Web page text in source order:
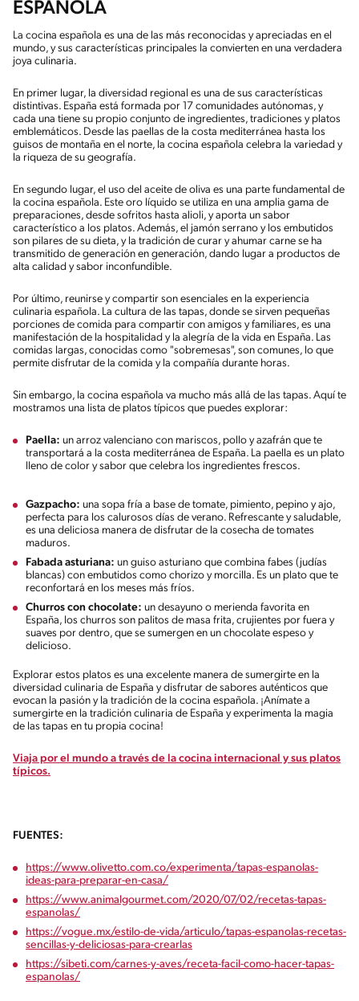
ESPAÑOLA
La cocina española es una de las más reconocidas y apreciadas en el
mundo, y sus características principales la convierten en una verdadera
joya culinaria.
En primer lugar, la diversidad regional es una de sus características
distintivas. España está formada por 17 comunidades autónomas, y
cada una tiene su propio conjunto de ingredientes, tradiciones y platos
emblemáticos. Desde las paellas de la costa mediterránea hasta los
guisos de montaña en el norte, la cocina española celebra la variedad y
la riqueza de su geografía.
En segundo lugar, el uso del aceite de oliva es una parte fundamental de
la cocina española. Este oro líquido se utiliza en una amplia gama de
preparaciones, desde sofritos hasta alioli, y aporta un sabor
característico a los platos. Además, el jamón serrano y los embutidos
son pilares de su dieta, y la tradición de curar y ahumar carne se ha
transmitido de generación en generación, dando lugar a productos de
alta calidad y sabor inconfundible.
Por último, reunirse y compartir son esenciales en la experiencia
culinaria española. La cultura de las tapas, donde se sirven pequeñas
porciones de comida para compartir con amigos y familiares, es una
manifestación de la hospitalidad y la alegría de la vida en España. Las
comidas largas, conocidas como "sobremesas", son comunes, lo que
permite disfrutar de la comida y la compañía durante horas.
Sin embargo, la cocina española va mucho más allá de las tapas. Aquí te
mostramos una lista de platos típicos que puedes explorar:
Paella: un arroz valenciano con mariscos, pollo y azafrán que te
transportará a la costa mediterránea de España. La paella es un plato
lleno de color y sabor que celebra los ingredientes frescos.
Gazpacho: una sopa fría a base de tomate, pimiento, pepino y ajo,
perfecta para los calurosos días de verano. Refrescante y saludable,
es una deliciosa manera de disfrutar de la cosecha de tomates
maduros.
Fabada asturiana: un guiso asturiano que combina fabes (judías
blancas) con embutidos como chorizo y morcilla. Es un plato que te
reconfortará en los meses más fríos.
Churros con chocolate: un desayuno o merienda favorita en
España, los churros son palitos de masa frita, crujientes por fuera y
suaves por dentro, que se sumergen en un chocolate espeso y
delicioso.
Explorar estos platos es una excelente manera de sumergirte en la
diversidad culinaria de España y disfrutar de sabores auténticos que
evocan la pasión y la tradición de la cocina española. ¡Anímate a
sumergirte en la tradición culinaria de España y experimenta la magia
de las tapas en tu propia cocina!
Viaja por el mundo a través de la cocina internacional y sus platos
típicos.
FUENTES:
https://www.olivetto.com.co/experimenta/tapas-espanolas-
ideas-para-preparar-en-casa/
https://www.animalgourmet.com/2020/07/02/recetas-tapas-
espanolas/
https://vogue.mx/estilo-de-vida/articulo/tapas-espanolas-recetas-
sencillas-y-deliciosas-para-crearlas
https://sibeti.com/carnes-y-aves/receta-facil-como-hacer-tapas-
espanolas/